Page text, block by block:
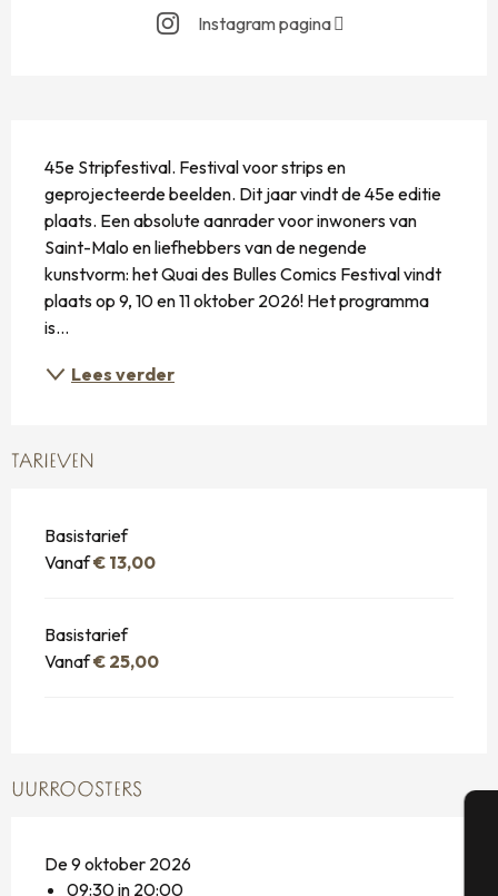
Instagram pagina
45e Stripfestival. Festival voor strips en
geprojecteerde beelden. Dit jaar vindt de 45e editie
plaats. Een absolute aanrader voor inwoners van
Saint-Malo en liefhebbers van de negende
kunstvorm: het Quai des Bulles Comics Festival vindt
plaats op 9, 10 en 11 oktober 2026! Het programma
is...
Lees verder
TARIEVEN
Basistarief
Vanaf€ 13,00
Basistarief
Vanaf€ 25,00
UURROOSTERS
De 9 oktober 2026
09:30 in 20:00